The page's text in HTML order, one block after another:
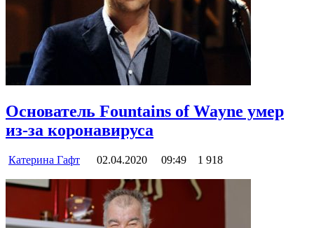
Основатель Fountains of Wayne умер
из-за коронавируса
Катерина Гафт 02.04.2020 09:49 1 918